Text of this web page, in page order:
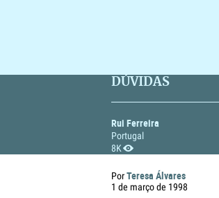
DÚVIDAS
Rui Ferreira
Portugal
8K
PorTeresa Álvares
1 de março de 1998